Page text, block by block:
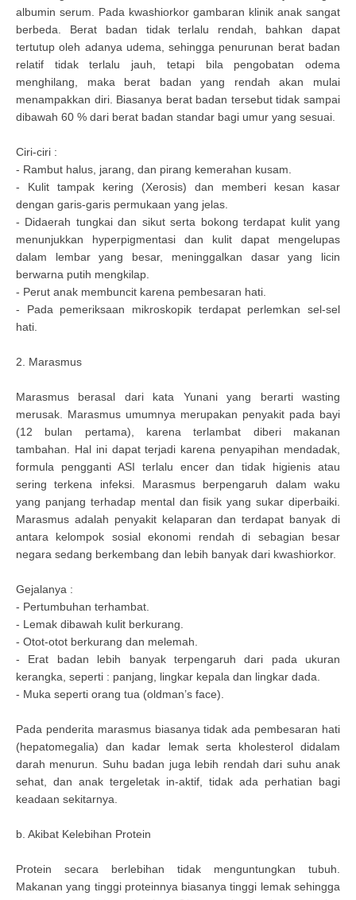
albumin serum. Pada kwashiorkor gambaran klinik anak sangat
berbeda. Berat badan tidak terlalu rendah, bahkan dapat
tertutup oleh adanya udema, sehingga penurunan berat badan
relatif tidak terlalu jauh, tetapi bila pengobatan odema
menghilang, maka berat badan yang rendah akan mulai
menampakkan diri. Biasanya berat badan tersebut tidak sampai
dibawah 60 % dari berat badan standar bagi umur yang sesuai.
Ciri-ciri :
- Rambut halus, jarang, dan pirang kemerahan kusam.
- Kulit tampak kering (Xerosis) dan memberi kesan kasar
dengan garis-garis permukaan yang jelas.
- Didaerah tungkai dan sikut serta bokong terdapat kulit yang
menunjukkan hyperpigmentasi dan kulit dapat mengelupas
dalam lembar yang besar, meninggalkan dasar yang licin
berwarna putih mengkilap.
- Perut anak membuncit karena pembesaran hati.
- Pada pemeriksaan mikroskopik terdapat perlemkan sel-sel
hati.
2. Marasmus
Marasmus berasal dari kata Yunani yang berarti wasting
merusak. Marasmus umumnya merupakan penyakit pada bayi
(12 bulan pertama), karena terlambat diberi makanan
tambahan. Hal ini dapat terjadi karena penyapihan mendadak,
formula pengganti ASI terlalu encer dan tidak higienis atau
sering terkena infeksi. Marasmus berpengaruh dalam waku
yang panjang terhadap mental dan fisik yang sukar diperbaiki.
Marasmus adalah penyakit kelaparan dan terdapat banyak di
antara kelompok sosial ekonomi rendah di sebagian besar
negara sedang berkembang dan lebih banyak dari kwashiorkor.
Gejalanya :
- Pertumbuhan terhambat.
- Lemak dibawah kulit berkurang.
- Otot-otot berkurang dan melemah.
- Erat badan lebih banyak terpengaruh dari pada ukuran
kerangka, seperti : panjang, lingkar kepala dan lingkar dada.
- Muka seperti orang tua (oldman’s face).
Pada penderita marasmus biasanya tidak ada pembesaran hati
(hepatomegalia) dan kadar lemak serta kholesterol didalam
darah menurun. Suhu badan juga lebih rendah dari suhu anak
sehat, dan anak tergeletak in-aktif, tidak ada perhatian bagi
keadaan sekitarnya.
b. Akibat Kelebihan Protein
Protein secara berlebihan tidak menguntungkan tubuh.
Makanan yang tinggi proteinnya biasanya tinggi lemak sehingga